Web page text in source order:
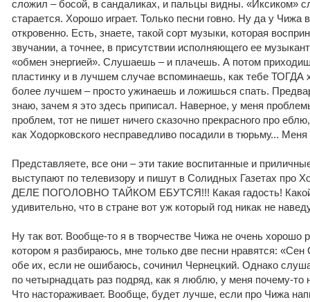
сложил – босой, в сандаликах, и пальцы видны. «Иксиком»
старается. Хорошо играет. Только песни говно. Ну да у Чижа
откровенно. Есть, знаете, такой сорт музыки, которая
звучании, а точнее, в присутствии исполняющего ее
«обмен энергией». Слушаешь – и плачешь. А потом
пластинку и в лучшем случае вспоминаешь, как тебе
более лучшем – просто ужинаешь и ложишься спать.
знаю, зачем я это здесь приписал. Наверное, у меня
проблем, тот не пишет ничего сказочно прекрасного про
как Ходорковского несправедливо посадили в тюрьму...
Представляете, все они – эти такие воспитанные и
выступают по телевизору и пишут в Солидных Газетах про
ДЕЛЕ ПОГОЛОВНО ТАЙКОМ ЕБУТСЯ!!! Какая гадость!
удивительно, что в стране вот уж который год никак не
Ну так вот. Вообще-то я в творчестве Чижа не очень хорошо
котором я разбираюсь, мне только две песни нравятся:
обе их, если не ошибаюсь, сочинил Чернецкий. Однако
по четырнадцать раз подряд, как я люблю, у меня почему-то
Что настораживает. Вообще, будет лучше, если про Чижа